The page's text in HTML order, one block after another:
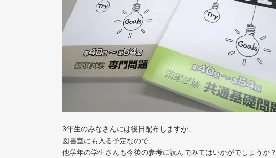
3年生のみなさんには後日配布しますが、
図書室にも入る予定なので、
他学年の学生さんも今後の参考に読んでみてはいかがでしょうか？